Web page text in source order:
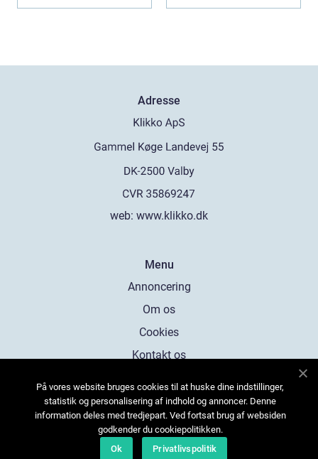
Adresse
web: www.klikko.dk
Menu
Annoncering
Om os
Cookies
Kontakt os
På vores website bruges cookies til at huske dine indstillinger,
statistik og personalisering af indhold og annoncer. Denne
information deles med tredjepart. Ved fortsat brug af websiden
godkender du cookiepolitikken.
Ok
Privatlivspolitik